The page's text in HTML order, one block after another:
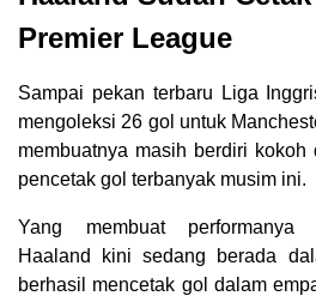
Premier League
Sampai pekan terbaru Liga
mengoleksi 26 gol untuk
membuatnya masih berdiri
pencetak gol terbanyak musim ini.
Yang membuat performanya
Haaland kini sedang berada
berhasil mencetak gol dalam